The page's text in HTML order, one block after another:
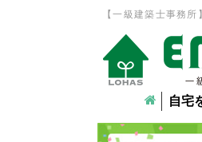
【一級建築士事務
自宅